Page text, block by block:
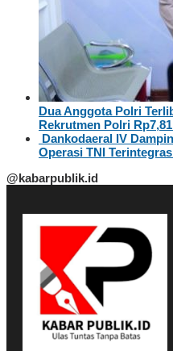
Dua Anggota Polri
Rekrutmen Polri
Dankodaeral IV
Operasi TNI
@kabarpublik.id